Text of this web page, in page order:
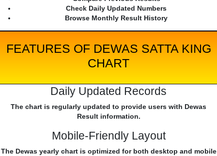
Check Daily Updated Numbers
Browse Monthly Result History
FEATURES OF DEWAS SATTA KING
CHART
Daily Updated Records
The chart is regularly updated to provide users with Dewas
Result information.
Mobile-Friendly Layout
The Dewas yearly chart is optimized for both desktop and mobile